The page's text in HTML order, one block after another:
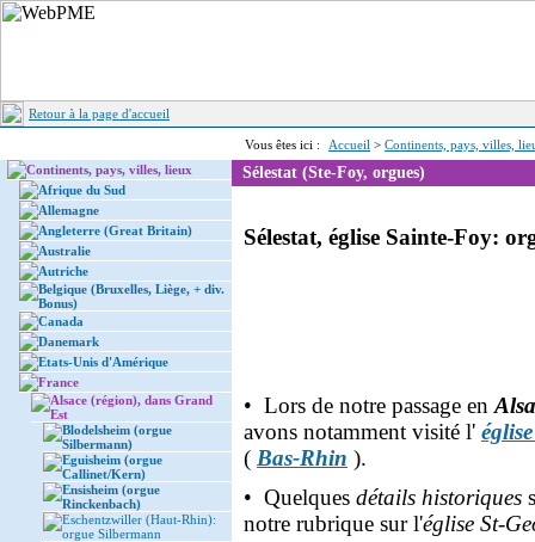
Retour à la page d'accueil
Vous êtes ici : Accueil > Continents, pays, villes,
Continents, pays, villes, lieux
Afrique du Sud
Allemagne
Angleterre (Great Britain)
Australie
Autriche
Belgique (Bruxelles, Liège, + div.
Bonus)
Canada
Danemark
Etats-Unis d'Amérique
France
Alsace (région), dans Grand
Est
Blodelsheim (orgue
Silbermann)
Eguisheim (orgue
Callinet/Kern)
Ensisheim (orgue
Rinckenbach)
Eschentzwiller (Haut-Rhin):
orgue Silbermann
Sélestat (Ste-Foy, orgues)
Sélestat, église Sainte-Foy:
• Lors de notre passage en
avons notamment visité l'
( Bas-Rhin ).
• Quelques détails historiques
notre rubrique sur l'église St-